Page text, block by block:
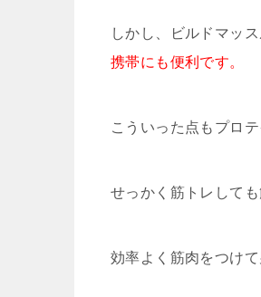
しかし、ビルドマッ
携帯にも便利です。
こういった点もプロ
せっかく筋トレして
効率よく筋肉をつけ